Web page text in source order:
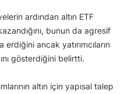
ardından altın ETF
bunun da agresif
ancak yatırımcıların
gösterdiğini belirtti.
altın için yapısal talep